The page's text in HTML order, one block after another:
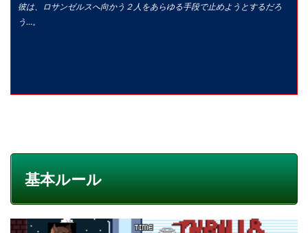
彼は、ロサンゼルスへ向かう２人をあらゆる手段で止めようとするだろ
う…。
基本ルール